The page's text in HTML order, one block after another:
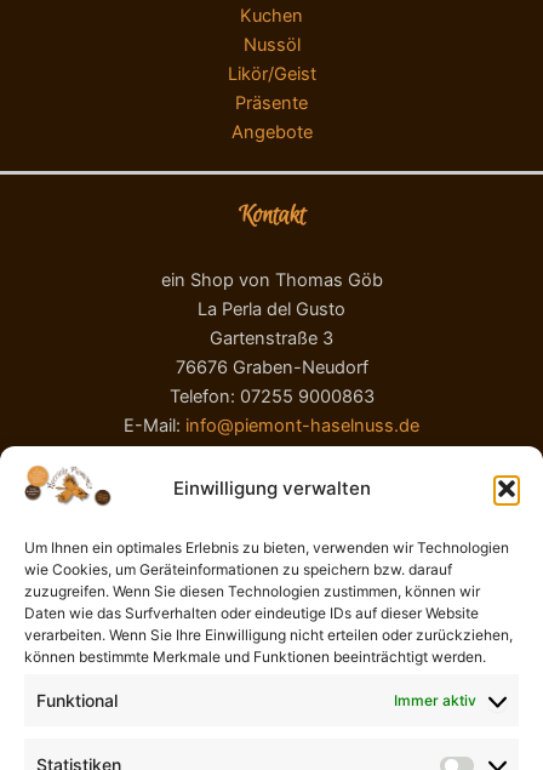
Einwilligung verwalten
Um Ihnen ein optimales Erlebnis zu bieten, verwenden wir Technologien
wie Cookies, um Geräteinformationen zu speichern bzw. darauf
zuzugreifen. Wenn Sie diesen Technologien zustimmen, können wir
Daten wie das Surfverhalten oder eindeutige IDs auf dieser Website
verarbeiten. Wenn Sie Ihre Einwilligung nicht erteilen oder zurückziehen,
können bestimmte Merkmale und Funktionen beeinträchtigt werden.
Funktional Immer aktiv
Statistiken
Kuchen
Nussöl
Likör/Geist
Präsente
Angebote
Kontakt
ein Shop von Thomas Göb
La Perla del Gusto
Gartenstraße 3
76676 Graben-Neudorf
Telefon: 07255 9000863
E-Mail: info@piemont-haselnuss.de
AGB